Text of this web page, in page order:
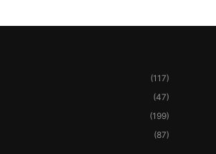
(117)
(47)
(199)
(87)